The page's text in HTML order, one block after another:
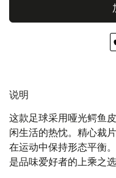
说明
这款足球采用哑光鳄鱼
闲生活的热忱。精心裁
在运动中保持形态平衡
是品味爱好者的上乘之选